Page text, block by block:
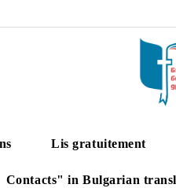
Lis gratuitement
Contacts" in Bulgarian